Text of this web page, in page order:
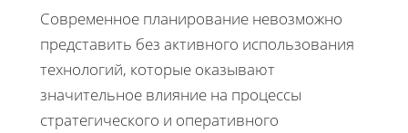
Современное планирование невозможно
представить без активного использования
технологий, которые оказывают
значительное влияние на процессы
стратегического и оперативного